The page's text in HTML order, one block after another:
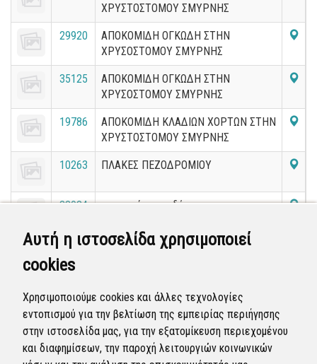
Αυτή η ιστοσελίδα χρησιμοποιεί
cookies
Χρησιμοποιούμε cookies και άλλες τεχνολογίες
εντοπισμού για την βελτίωση της εμπειρίας περιήγησης
στην ιστοσελίδα μας, για την εξατομίκευση περιεχομένου
και διαφημίσεων, την παροχή λειτουργιών κοινωνικών
ΧΡΥΣΤΟΣΤΟΜΟΥ ΣΜΥΡΝΗΣ
29920
ΑΠΟΚΟΜΙΔΗ ΟΓΚΩΔΗ ΣΤΗΝ
ΧΡΥΣΟΣΤΟΜΟΥ ΣΜΥΡΝΗΣ
35125
ΑΠΟΚΟΜΙΔΗ ΟΓΚΩΔΗ ΣΤΗΝ
ΧΡΥΣΟΣΤΟΜΟΥ ΣΜΥΡΝΗΣ
19786
ΑΠΟΚΟΜΙΔΗ ΚΛΑΔΙΩΝ ΧΟΡΤΩΝ ΣΤΗΝ
ΧΡΥΣΤΟΣΤΟΜΟΥ ΣΜΥΡΝΗΣ
10263 ΠΛΑΚΕΣ ΠΕΖΟΔΡΟΜΙΟΥ
33034
αντικατάσταση δέντρου στην
28157
ΤΣΙΜΈΝΤΟ Ή ΔΕΝΤΡΟ ΣΤΗΝ
36805
ΚΑΜΕΝΗ ΛΑΜΠΑ ΣΤΗΝ
ΧΡΥΣΟΣΤΟΜΟΥ ΣΜΥΡΝΗΣ
« 1 2 3 4 5 6 7 8 9 10